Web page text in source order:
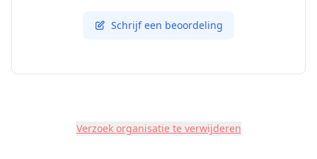
Schrijf een beoordeling
Verzoek organisatie te verwijderen